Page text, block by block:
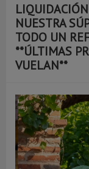
NUESTRA
TODO UN
**ÚLTIMAS
VUELAN**